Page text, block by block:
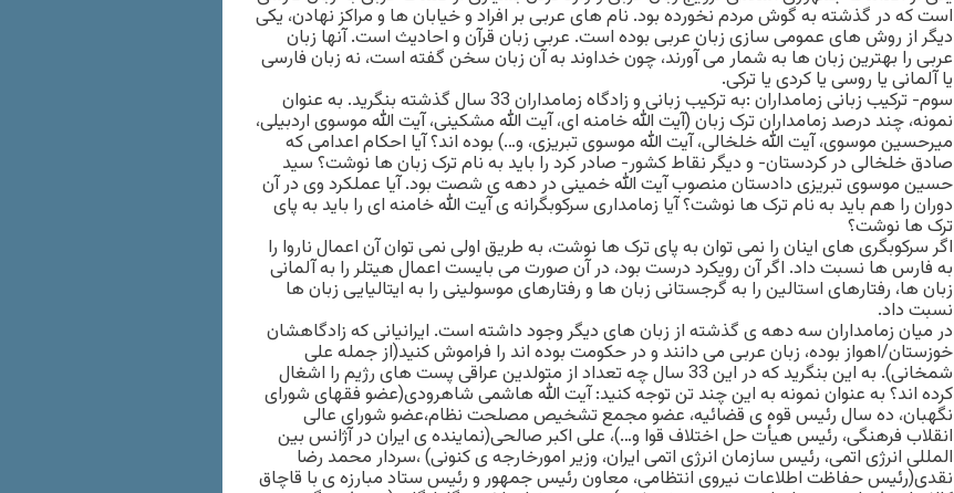
است که در گذشته به گوش مردم نخورده بود. نام های عربی بر افراد و خیابان ها و مراکز نهادن، یکی
دیگر از روش های عمومی سازی زبان عربی بوده است. عربی زبان قرآن و احادیث است. آنها زبان
عربی را بهترین زبان ها به شمار می آورند، چون خداوند به آن زبان سخن گفته است، نه زبان فارسی
یا آلمانی یا روسی یا کردی یا ترکی.
سوم- ترکیب زبانی زمامداران :به ترکیب زبانی و زادگاه زمامداران 33 سال گذشته بنگرید. به عنوان
نمونه، چند درصد زمامداران ترک زبان (آیت الله خامنه ای، آیت الله مشکینی، آیت الله موسوی اردبیلی،
میرحسین موسوی، آیت الله خلخالی، آیت الله موسوی تبریزی، و…) بوده اند؟ آیا احکام اعدامی که
صادق خلخالی در کردستان- و دیگر نقاط کشور- صادر کرد را باید به نام ترک زبان ها نوشت؟ سید
حسین موسوی تبریزی دادستان منصوب آیت الله خمینی در دهه ی شصت بود. آیا عملکرد وی در آن
دوران را هم باید به نام ترک ها نوشت؟ آیا زمامداری سرکوبگرانه ی آیت الله خامنه ای را باید به پای
ترک ها نوشت؟
اگر سرکوبگری های اینان را نمی توان به پای ترک ها نوشت، به طریق اولی نمی توان آن اعمال ناروا را
به فارس ها نسبت داد. اگر آن رویکرد درست بود، در آن صورت می بایست اعمال هیتلر را به آلمانی
زبان ها، رفتارهای استالین را به گرجستانی زبان ها و رفتارهای موسولینی را به ایتالیایی زبان ها
نسبت داد.
در میان زمامداران سه دهه ی گذشته از زبان های دیگر وجود داشته است. ایرانیانی که زادگاهشان
خوزستان/اهواز بوده، زبان عربی می دانند و در حکومت بوده اند را فراموش کنید(از جمله علی
شمخانی). به این بنگرید که در این 33 سال چه تعداد از متولدین عراقی پست های رژیم را اشغال
کرده اند؟ به عنوان نمونه به این چند تن توجه کنید: آیت الله هاشمی شاهرودی(عضو فقهای شورای
نگهبان، ده سال رئیس قوه ی قضائیه، عضو مجمع تشخیص مصلحت نظام،عضو شورای عالی
انقلاب فرهنگی، رئیس هیأت حل اختلاف قوا و…)، علی اکبر صالحی(نماینده ی ایران در آژانس بین
المللی انرژی اتمی، رئیس سازمان انرژی اتمی ایران، وزیر امورخارجه ی کنونی) ،سردار محمد رضا
نقدی(رئیس حفاظت اطلاعات نیروی انتظامی، معاون رئیس جمهور و رئیس ستاد مبارزه ی با قاچاق